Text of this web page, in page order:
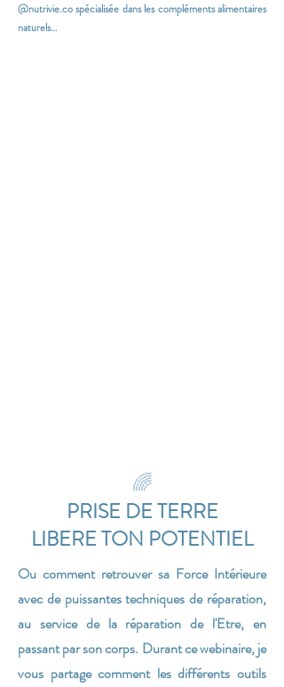
@nutrivie.co spécialisée dans les compléments alimentaires
naturels…
🌈
PRISE DE TERRE
LIBERE TON POTENTIEL
Ou comment retrouver sa Force Intérieure
avec de puissantes techniques de réparation,
au service de la réparation de l'Etre, en
passant par son corps. Durant ce webinaire, je
vous partage comment les différents outils